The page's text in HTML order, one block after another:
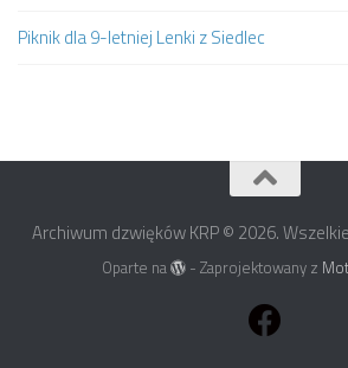
Piknik dla 9-letniej Lenki z Siedlec
Archiwum dzwięków KRP © 2026.
Oparte na - Zaprojektowany z